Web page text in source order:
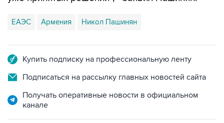
ЕАЭС Армения Никол Пашинян
Купить подписку на профессиональную ленту
Подписаться на рассылку главных новостей сайта
Получать оперативные новости в официальном
канале